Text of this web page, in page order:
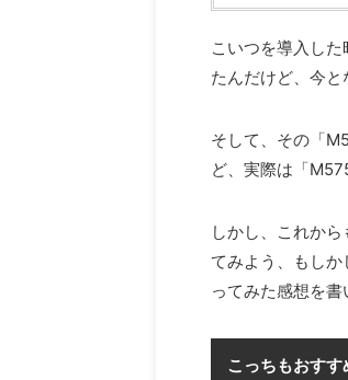
こいつを導入し
たんだけど、今と
そして、その「
ど、実際は「
しかし、これか
てみよう、もし
ってみた感想を書
こっちもおすす